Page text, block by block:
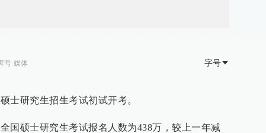
号·媒体 字号
士研究生招生考试初试开考。
国硕士研究生考试报名人数为438万，较上一年减